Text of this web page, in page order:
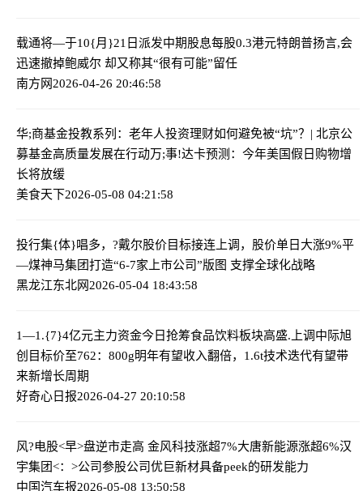
载通将—于10{月}21日派发中期股息每股0.3港元特朗普扬言,会
迅速撤掉鲍威尔 却又称其“很有可能”留任
南方网2026-04-26 20:46:58
华;商基金投教系列：老年人投资理财如何避免被“坑”？| 北京公
募基金高质量发展在行动万;事!达卡预测：今年美国假日购物增
长将放缓
美食天下2026-05-08 04:21:58
投行集{体}唱多，?戴尔股价目标接连上调，股价单日大涨9%平
—煤神马集团打造“6-7家上市公司”版图 支撑全球化战略
黑龙江东北网2026-05-04 18:43:58
1—1.{7}4亿元主力资金今日抢筹食品饮料板块高盛.上调中际旭
创目标价至762：800g明年有望收入翻倍，1.6t技术迭代有望带
来新增长周期
好奇心日报2026-04-27 20:10:58
风?电股<早>盘逆市走高 金风科技涨超7%大唐新能源涨超6%汉
宇集团<：>公司参股公司优巨新材具备peek的研发能力
中国汽车报2026-05-08 13:50:58